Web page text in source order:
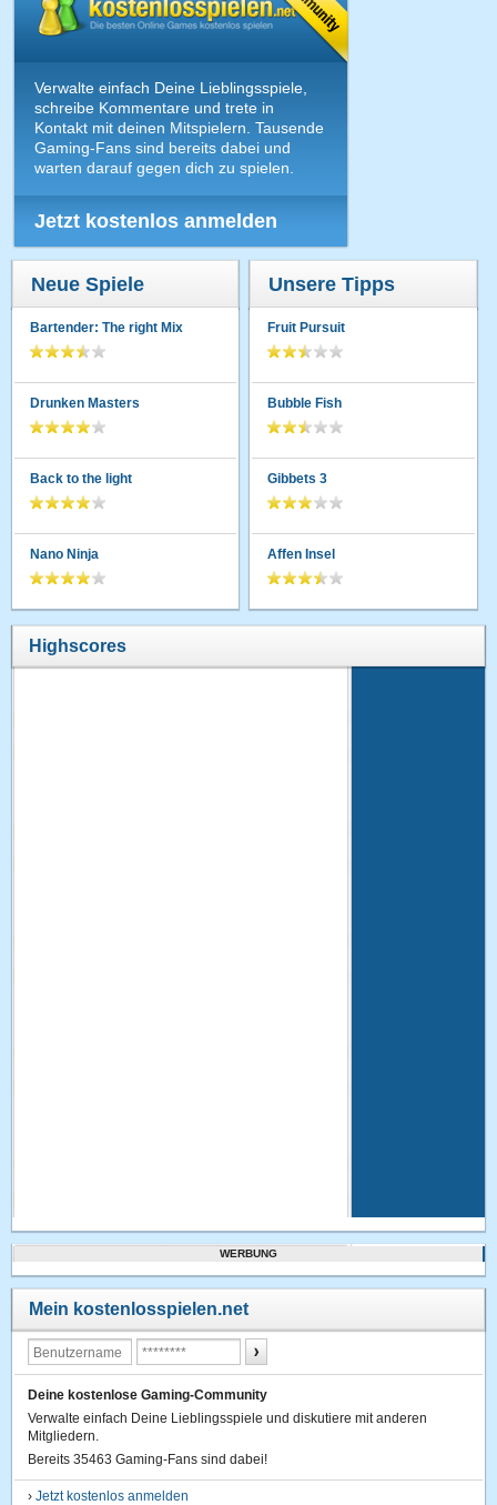
Verwalte einfach Deine Lieblingsspiele,
schreibe Kommentare und trete in
Kontakt mit deinen Mitspielern. Tausende
Gaming-Fans sind bereits dabei und
warten darauf gegen dich zu spielen.
Jetzt kostenlos anmelden
Neue Spiele
Bartender: The right Mix
Drunken Masters
Back to the light
Nano Ninja
Unsere Tipps
Fruit Pursuit
Bubble Fish
Gibbets 3
Affen Insel
Highscores
WERBUNG
Mein kostenlosspielen.net
Deine kostenlose Gaming-Community
Verwalte einfach Deine Lieblingsspiele und diskutiere mit anderen
Mitgliedern.
Bereits 35463 Gaming-Fans sind dabei!
›Jetzt kostenlos anmelden